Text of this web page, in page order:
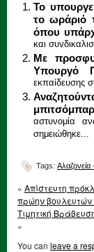
Το
το ωράριό
όπου
και
Με
Υπουργό
εκπαίδευσης
αστυνομία
σημειώθηκε...
Tags: Αλαζονεία
« Απίστευτη
πρώην βουλευτών
Τιμητική
»
You can leave a